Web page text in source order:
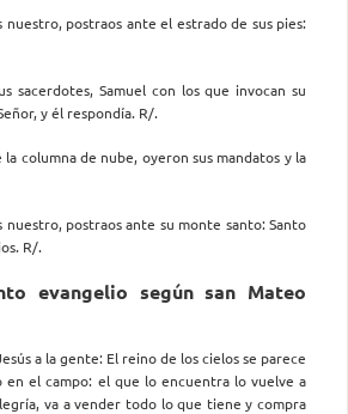
nuestro, postraos ante el estrado de sus pies:
sacerdotes, Samuel con los que invocan su
y él respondía. R/.
la columna de nube, oyeron sus mandatos y la
nuestro, postraos ante su monte santo: Santo
R/.
evangelio según san Mateo
a la gente: El reino de los cielos se parece
en el campo: el que lo encuentra lo vuelve a
va a vender todo lo que tiene y compra